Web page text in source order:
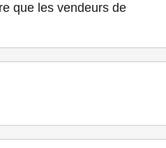
que les vendeurs de